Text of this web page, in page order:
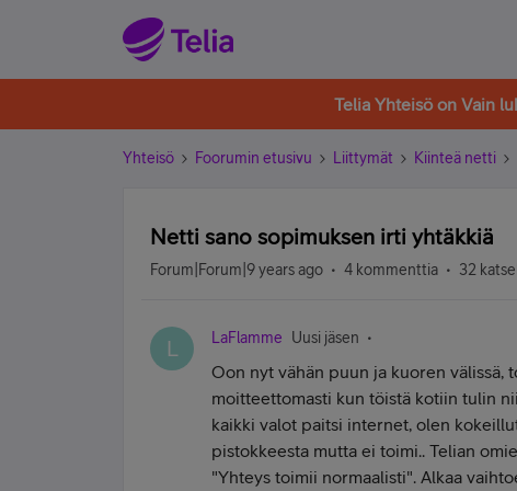
Telia Yhteisö on Vain
Yhteisö Foorumin etusivu Liittymät Kiinteä netti
Netti sano sopimuksen irti yhtäkkiä
Forum|Forum|9 years ago 4 kommenttia 32
L LaFlamme Uusi jäsen
Oon nyt vähän puun ja kuoren
moitteettomasti kun töistä kotiin tulin
kaikki valot paitsi internet, olen
pistokkeesta mutta ei toimi.. Telian
"Yhteys toimii normaalisti". Alkaa